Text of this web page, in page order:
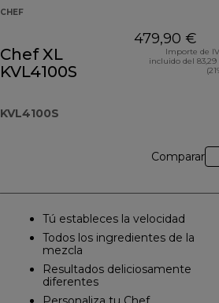
CHEF
Chef XL
KVL4100S
KVL4100S
479,90 €
Importe de
incluido del
Comparar
Tú estableces la velocidad
Todos los ingredientes de la
mezcla
Resultados deliciosamente
diferentes